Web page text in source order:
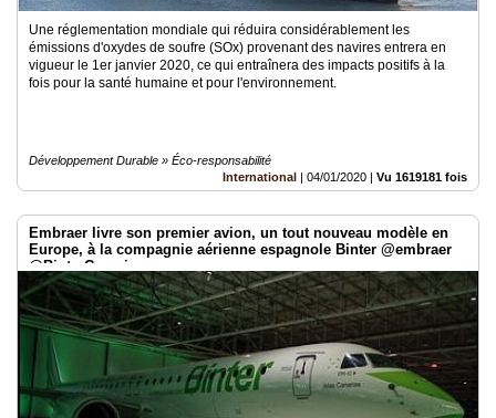
Une réglementation mondiale qui réduira considérablement les
émissions d'oxydes de soufre (SOx) provenant des navires entrera en
vigueur le 1er janvier 2020, ce qui entraînera des impacts positifs à la
fois pour la santé humaine et pour l'environnement.
Développement Durable » Éco-responsabilité
International | 04/01/2020 | Vu 1619181 fois
Embraer livre son premier avion, un tout nouveau modèle en
Europe, à la compagnie aérienne espagnole Binter @embraer
@BinterCanarias